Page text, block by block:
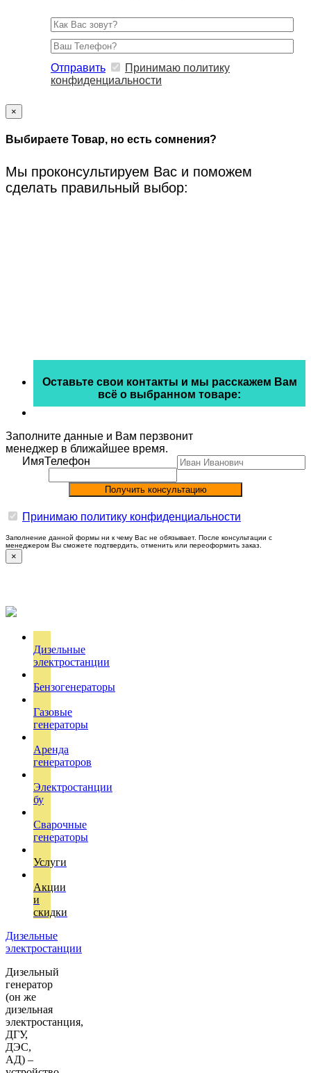
Отправить
Принимаю политику
конфиденциальности
×
Выбираете Товар, но есть сомнения?
Мы проконсультируем Вас и поможем
сделать правильный выбор:
Оставьте свои контакты и мы расскажем Вам
всё о выбранном товаре:
Заполните данные и Вам перзвонит
менеджер в ближайшее время.
ИмяТелефон
Принимаю политику конфиденциальности
Заполнение данной формы ни к чему Вас не обязывает. После консультации с
менеджером Вы сможете подтвердить, отменить или переоформить заказ.
×
Дизельные
электростанции
Бензогенераторы
Газовые
генераторы
Аренда
генераторов
Электростанции
бу
Сварочные
генераторы
Услуги
Акции
и
скидки
Дизельные
электростанции
Дизельный
генератор
(он же
дизельная
электростанция,
ДГУ,
ДЭС,
АД) –